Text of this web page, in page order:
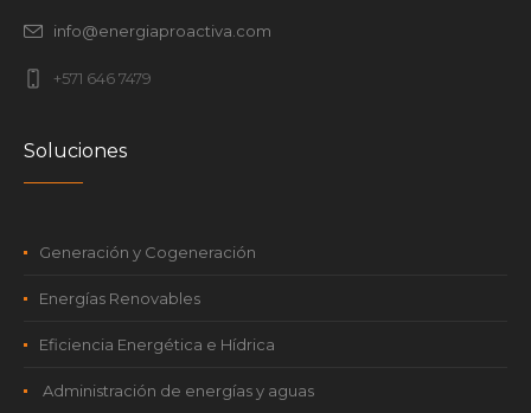
info@energiaproactiva.com
+571 646 7479
Soluciones
Generación y Cogeneración
Energías Renovables
Eficiencia Energética e Hídrica
Administración de energías y aguas